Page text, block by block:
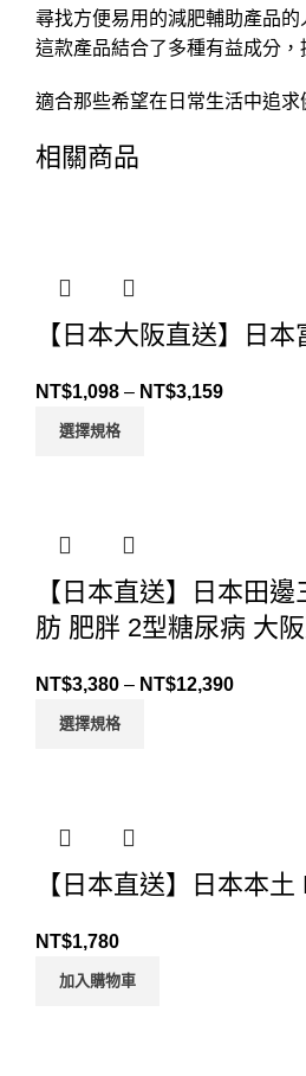
尋找方便易用的減肥輔助產品的
這款產品結合了多種有益成分，
適合那些希望在日常生活中追
相關商品
【日本大阪直送】日
NT$1,098 – NT$3,159
選擇規格
【日本直送】日本田
肪 肥胖 2型糖尿病 大
NT$3,380 – NT$12,390
選擇規格
【日本直送】日本本
NT$1,780
加入購物車